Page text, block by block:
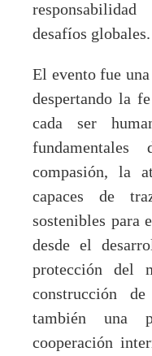
desafíos globales.
El evento fue
despertando la
cada ser
compasión, la
capaces de
sostenibles para
desde el
protección del
construcción
también una
cooperación